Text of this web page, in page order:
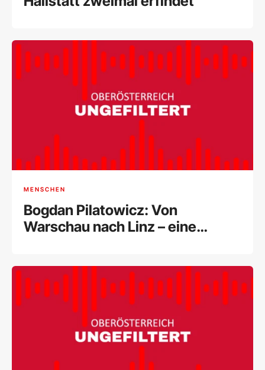
MENSCHEN
Bogdan Pilatowicz: Von
Warschau nach Linz – eine